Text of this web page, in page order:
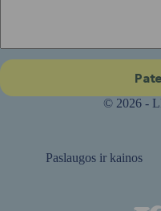
© 2026 -
Paslaugos ir kainos